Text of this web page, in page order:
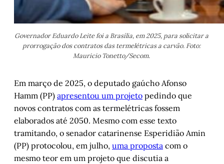
Governador Eduardo Leite foi a Brasília, em 2025, para solicitar a
prorrogação dos contratos das termelétricas a carvão. Foto:
Mauricio Tonetto/Secom.
Em março de 2025, o deputado gaúcho Afonso
Hamm (PP) apresentou um projeto pedindo que
novos contratos com as termelétricas fossem
elaborados até 2050. Mesmo com esse texto
tramitando, o senador catarinense Esperidião Amin
(PP) protocolou, em julho, uma proposta com o
mesmo teor em um projeto que discutia a